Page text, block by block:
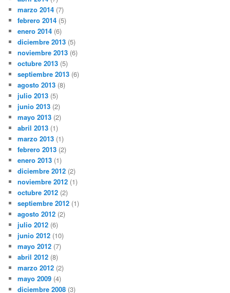
marzo 2014 (7)
febrero 2014 (5)
enero 2014 (6)
diciembre 2013 (5)
noviembre 2013 (6)
octubre 2013 (5)
septiembre 2013 (6)
agosto 2013 (8)
julio 2013 (5)
junio 2013 (2)
mayo 2013 (2)
abril 2013 (1)
marzo 2013 (1)
febrero 2013 (2)
enero 2013 (1)
diciembre 2012 (2)
noviembre 2012 (1)
octubre 2012 (2)
septiembre 2012 (1)
agosto 2012 (2)
julio 2012 (6)
junio 2012 (10)
mayo 2012 (7)
abril 2012 (8)
marzo 2012 (2)
mayo 2009 (4)
diciembre 2008 (3)